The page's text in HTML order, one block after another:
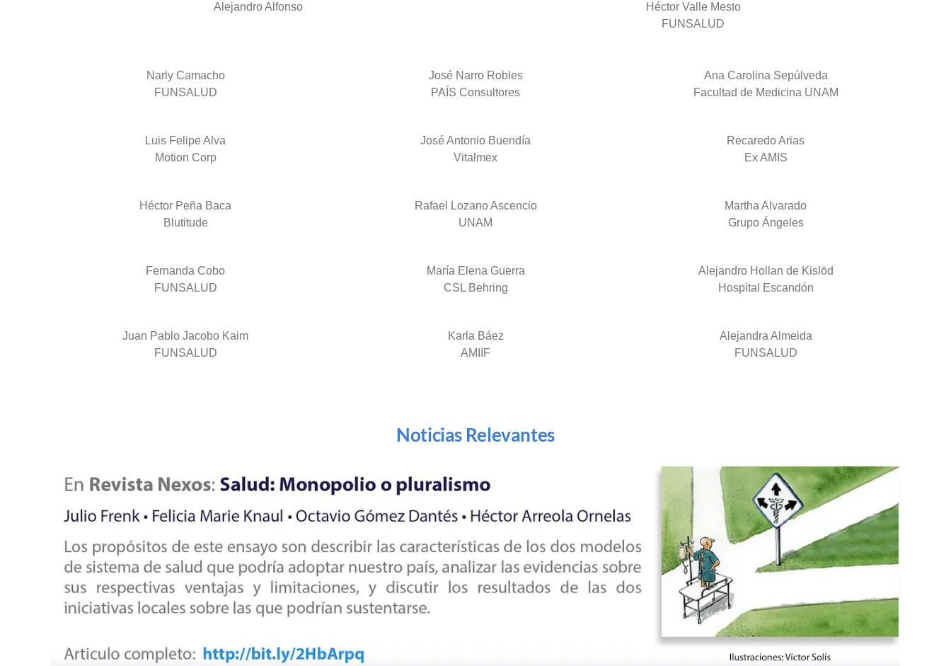
Alejandro Alfonso
Héctor Valle Mesto
FUNSALUD
Narly Camacho
FUNSALUD
José Narro Robles
PAÍS Consultores
Ana Carolina Sepúlveda
Facultad de Medicina UNAM
Luis Felipe Alva
Motion Corp
José Antonio Buendía
Vitalmex
Recaredo Arias
Ex AMIS
Héctor Peña Baca
Blutitude
Rafael Lozano Ascencio
UNAM
Martha Alvarado
Grupo Ángeles
Fernanda Cobo
FUNSALUD
María Elena Guerra
CSL Behring
Alejandro Hollan de Kislöd
Hospital Escandón
Juan Pablo Jacobo Kaim
FUNSALUD
Karla Báez
AMIIF
Alejandra Almeida
FUNSALUD
Noticias Relevantes